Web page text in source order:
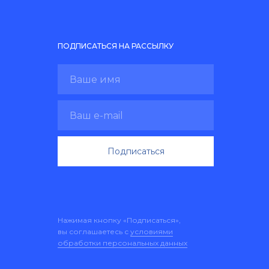
Нажимая кнопку «Подписаться»,
вы соглашаетесь с условиями
обработки персональных данных
Подписаться
ПОДПИСАТЬСЯ НА РАССЫЛКУ